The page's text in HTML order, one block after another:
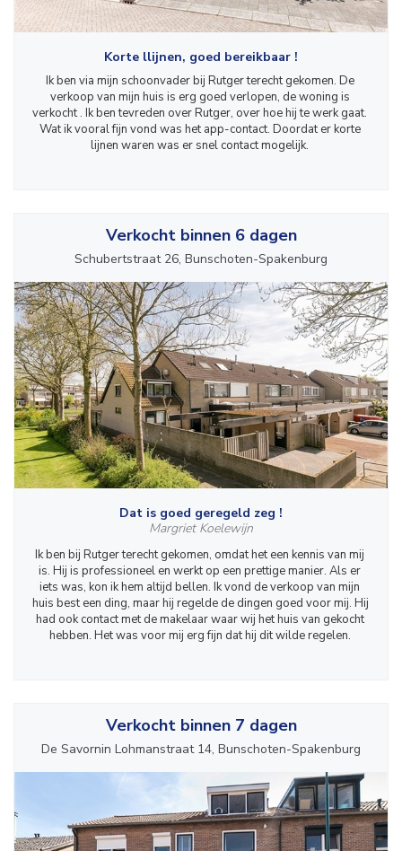
Korte llijnen, goed bereikbaar !
Ik ben via mijn schoonvader bij Rutger terecht gekomen. De
verkoop van mijn huis is erg goed verlopen, de woning is
verkocht . Ik ben tevreden over Rutger, over hoe hij te werk gaat.
Wat ik vooral fijn vond was het app-contact. Doordat er korte
lijnen waren was er snel contact mogelijk.
Verkocht binnen 6 dagen
Schubertstraat 26, Bunschoten-Spakenburg
Dat is goed geregeld zeg !
Margriet Koelewijn
Ik ben bij Rutger terecht gekomen, omdat het een kennis van mij
is. Hij is professioneel en werkt op een prettige manier. Als er
iets was, kon ik hem altijd bellen. Ik vond de verkoop van mijn
huis best een ding, maar hij regelde de dingen goed voor mij. Hij
had ook contact met de makelaar waar wij het huis van gekocht
hebben. Het was voor mij erg fijn dat hij dit wilde regelen.
Verkocht binnen 7 dagen
De Savornin Lohmanstraat 14, Bunschoten-Spakenburg